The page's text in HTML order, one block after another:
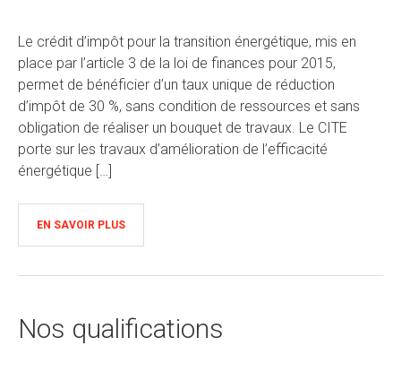
Le crédit d’impôt pour la transition énergétique, mis en
place par l’article 3 de la loi de finances pour 2015,
permet de bénéficier d’un taux unique de réduction
d’impôt de 30 %, sans condition de ressources et sans
obligation de réaliser un bouquet de travaux. Le CITE
porte sur les travaux d’amélioration de l’efficacité
énergétique […]
EN SAVOIR PLUS
Nos qualifications